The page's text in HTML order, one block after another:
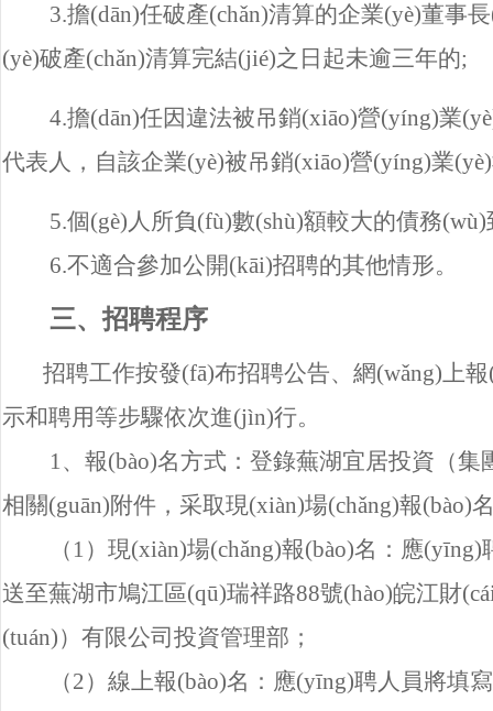
3.擔(dān)任破產(chǎn)清算的企業(yè)董事長
(yè)破產(chǎn)清算完結(jié)之日起未逾三年的;
4.擔(dān)任因違法被吊銷(xiāo)營(yíng)業
代表人，自該企業(yè)被吊銷(xiāo)營(yíng)業
5.個(gè)人所負(fù)數(shù)額較大的債務(wù)
6.不適合參加公開(kāi)招聘的其他情形。
三、招聘程序
招聘工作按發(fā)布招聘公告、網(wǎng)上報
示和聘用等步驟依次進(jìn)行。
1、報(bào)名方式：登錄蕪湖宜居投資（
相關(guān)附件，采取現(xiàn)場(chǎng)報(bào)名
（1）現(xiàn)場(chǎng)報(bào)名：應
送至蕪湖市鳩江區(qū)瑞祥路88號(hào)皖江財
(tuán)）有限公司投資管理部；
（2）線上報(bào)名：應(yīng)聘人員將填